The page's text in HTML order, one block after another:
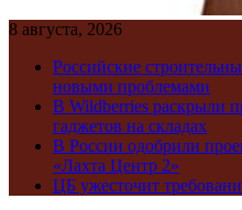
8 августа, 2026
Российские
новыми проблемами
В Wildberries раскрыли
гаджетов на складах
В России одобрили
«Лахта Центр 2»
ЦБ ужесточит